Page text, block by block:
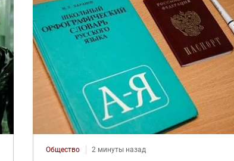
Общество 2 минуты назад